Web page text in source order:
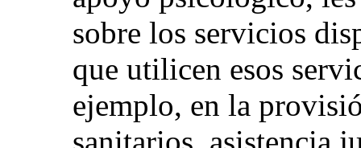
sobre los servicios
que utilicen esos
ejemplo, en la